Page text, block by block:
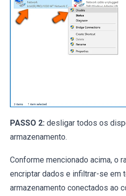
PASSO 2: desligar todos os
armazenamento.
Conforme mencionado acima, o
encriptar dados e infiltrar-se
armazenamento conectados ao